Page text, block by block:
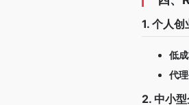
1. 个人创
低
代
2. 中小